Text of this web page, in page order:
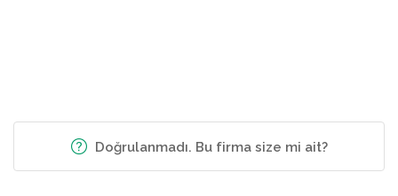
Doğrulanmadı. Bu firma size mi ait?